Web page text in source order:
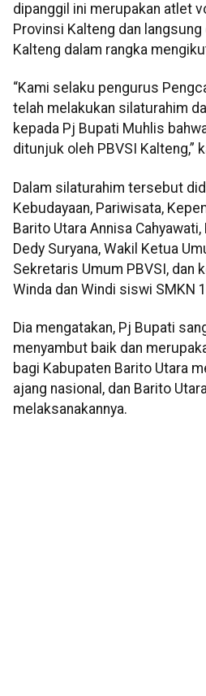
dipanggil ini merupakan atlet
Provinsi Kalteng dan langsung
Kalteng dalam rangka
“Kami selaku pengurus
telah melakukan silaturahim
kepada Pj Bupati Muhlis
ditunjuk oleh PBVSI Kalteng,”
Dalam silaturahim tersebut
Kebudayaan, Pariwisata,
Barito Utara Annisa
Dedy Suryana, Wakil Ketua
Sekretaris Umum PBVSI, dan
Winda dan Windi siswi SMKN
Dia mengatakan, Pj Bupati
menyambut baik dan
bagi Kabupaten Barito Utara
ajang nasional, dan Barito
melaksanakannya.